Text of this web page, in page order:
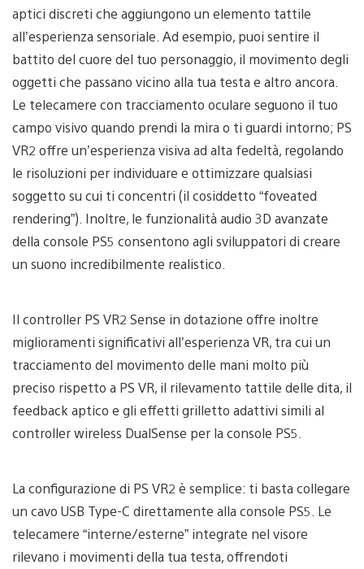
aptici discreti che aggiungono un elemento tattile
all’esperienza sensoriale. Ad esempio, puoi sentire il
battito del cuore del tuo personaggio, il movimento degli
oggetti che passano vicino alla tua testa e altro ancora.
Le telecamere con tracciamento oculare seguono il tuo
campo visivo quando prendi la mira o ti guardi intorno; PS
VR2 offre un’esperienza visiva ad alta fedeltà, regolando
le risoluzioni per individuare e ottimizzare qualsiasi
soggetto su cui ti concentri (il cosiddetto “foveated
rendering”). Inoltre, le funzionalità audio 3D avanzate
della console PS5 consentono agli sviluppatori di creare
un suono incredibilmente realistico.
Il controller PS VR2 Sense in dotazione offre inoltre
miglioramenti significativi all’esperienza VR, tra cui un
tracciamento del movimento delle mani molto più
preciso rispetto a PS VR, il rilevamento tattile delle dita, il
feedback aptico e gli effetti grilletto adattivi simili al
controller wireless DualSense per la console PS5.
La configurazione di PS VR2 è semplice: ti basta collegare
un cavo USB Type-C direttamente alla console PS5. Le
telecamere “interne/esterne” integrate nel visore
rilevano i movimenti della tua testa, offrendoti